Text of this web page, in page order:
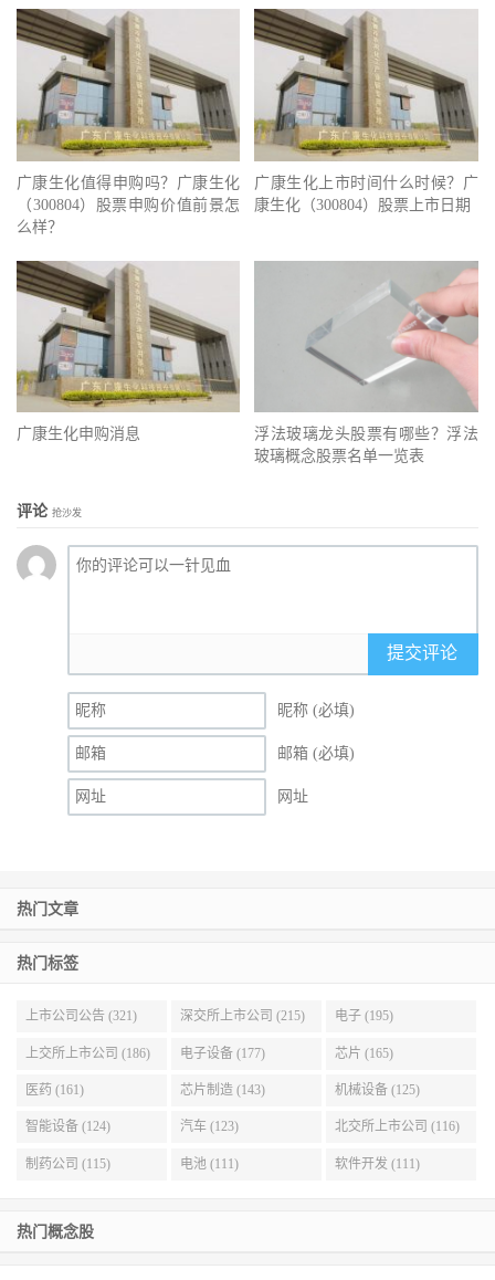
广康生化值得申购吗？广康生化
（300804）股票申购价值前景怎
么样？
广康生化上市时间什么时候？广
康生化（300804）股票上市日期
广康生化申购消息
浮法玻璃龙头股票有哪些？浮法
玻璃概念股票名单一览表
评论 抢沙发
提交评论
昵称 (必填)
邮箱 (必填)
网址
热门文章
热门标签
上市公司公告 (321) 深交所上市公司 (215) 电子 (195)
上交所上市公司 (186) 电子设备 (177) 芯片 (165)
医药 (161) 芯片制造 (143) 机械设备 (125)
智能设备 (124) 汽车 (123) 北交所上市公司 (116)
制药公司 (115) 电池 (111) 软件开发 (111)
热门概念股